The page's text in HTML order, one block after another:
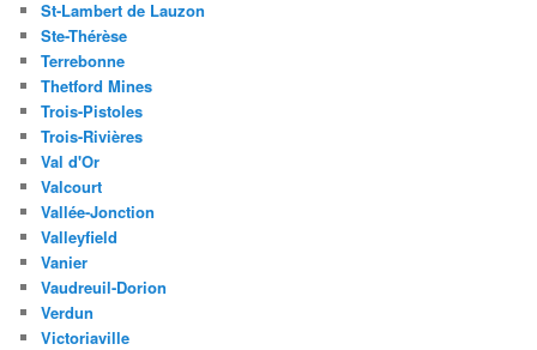
St-Lambert de Lauzon
Ste-Thérèse
Terrebonne
Thetford Mines
Trois-Pistoles
Trois-Rivières
Val d'Or
Valcourt
Vallée-Jonction
Valleyfield
Vanier
Vaudreuil-Dorion
Verdun
Victoriaville